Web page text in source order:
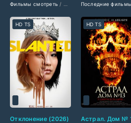
Фильмы смотреть / Мелодрамы 2026/
Последние фильмы
Отклонение (2026)
HD TS HD TS